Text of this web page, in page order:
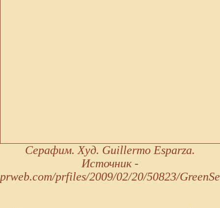
Серафим. Худ. Guillermo Esparza.
Источник -
prweb.com/prfiles/2009/02/20/50823/